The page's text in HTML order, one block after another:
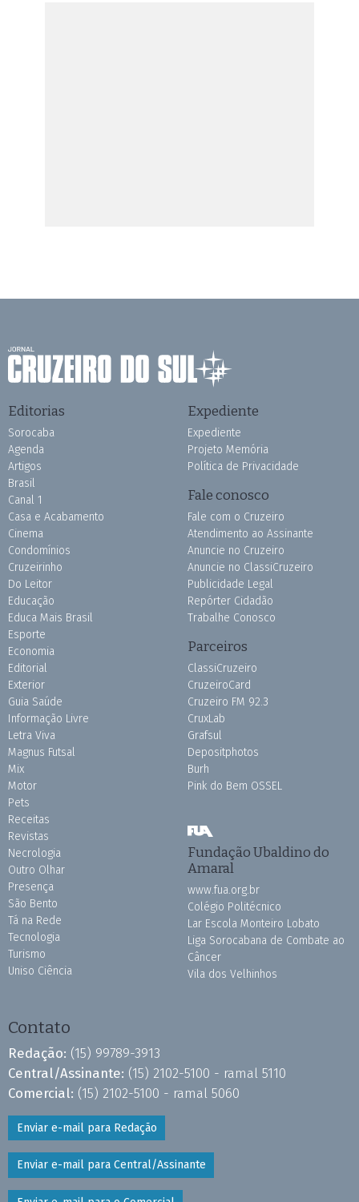
Editorias
Sorocaba
Agenda
Artigos
Brasil
Canal 1
Casa e Acabamento
Cinema
Condomínios
Cruzeirinho
Do Leitor
Educação
Educa Mais Brasil
Esporte
Economia
Editorial
Exterior
Guia Saúde
Informação Livre
Letra Viva
Magnus Futsal
Mix
Motor
Pets
Receitas
Revistas
Necrologia
Outro Olhar
Presença
São Bento
Tá na Rede
Tecnologia
Turismo
Uniso Ciência
Expediente
Expediente
Projeto Memória
Política de Privacidade
Fale conosco
Fale com o Cruzeiro
Atendimento ao Assinante
Anuncie no Cruzeiro
Anuncie no ClassiCruzeiro
Publicidade Legal
Repórter Cidadão
Trabalhe Conosco
Parceiros
ClassiCruzeiro
CruzeiroCard
Cruzeiro FM 92.3
CruxLab
Grafsul
Depositphotos
Burh
Pink do Bem OSSEL
Fundação Ubaldino do
Amaral
www.fua.org.br
Colégio Politécnico
Lar Escola Monteiro Lobato
Liga Sorocabana de Combate ao
Câncer
Vila dos Velhinhos
Contato
Redação: (15) 99789-3913
Central/Assinante: (15) 2102-5100 - ramal 5110
Comercial: (15) 2102-5100 - ramal 5060
Enviar e-mail para Redação
Enviar e-mail para Central/Assinante